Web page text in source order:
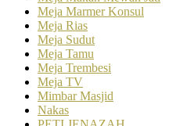
Meja Marmer Konsul
Meja Rias
Meja Sudut
Meja Tamu
Meja Trembesi
Meja TV
Mimbar Masjid
Nakas